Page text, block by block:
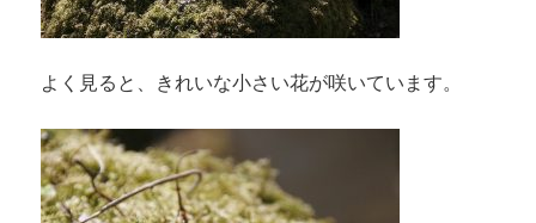
よく見ると、きれいな小さい花が咲いています。